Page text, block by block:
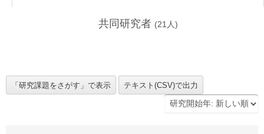
共同研究者 (21 人)